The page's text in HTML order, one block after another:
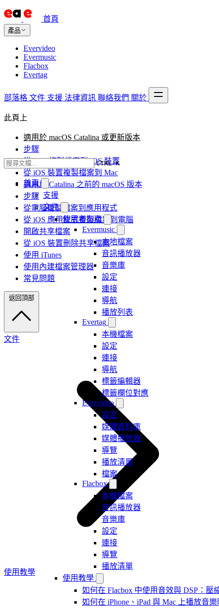
首頁
產品
Evervideo
Evermusic
Flacbox
Evertag
部落格 文件 支援 法律資訊 聯絡我們 關於
CTRL K
首頁
支援
文件
使用者指南
Evermusic
本地檔案
音訊播放器
音樂庫
設定
連接
導航
播放列表
Evertag
本機檔案
設定
連接
導航
標籤編輯器
標籤欄位對應
Evervideo
設定
媒體資料庫
媒體播放器
導覽
播放清單
檔案
Flacbox
本機檔案
音訊播放器
音樂庫
設定
連接
導覽
播放清單
使用教學
如何在 Flacbox 中使用音效與 DSP：壓
如何在 iPhone、iPad 與 Mac 上播放音
此頁上
適用於 macOS Catalina 或更新版本
步驟
從 Mac 複製檔案到 iOS 裝置
從 iOS 裝置複製檔案到 Mac
適用於 Catalina 之前的 macOS 版本
步驟
從電腦複製檔案到應用程式
從 iOS 應用程式複製檔案到電腦
開啟共享檔案
從 iOS 裝置刪除共享檔案
使用 iTunes
使用內建檔案管理器
常見問題
返回頂部
文件
使用教學